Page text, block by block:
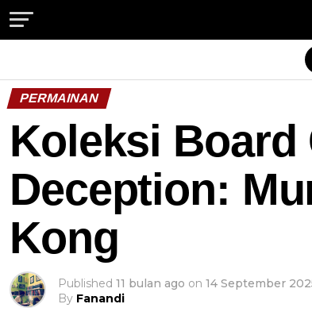
PERMAINAN
Koleksi Board
Deception:
Kong
Published 11 bulan ago on 14 September
By Fanandi